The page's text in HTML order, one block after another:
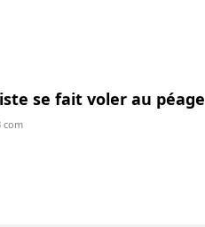
se fait voler au péage
com